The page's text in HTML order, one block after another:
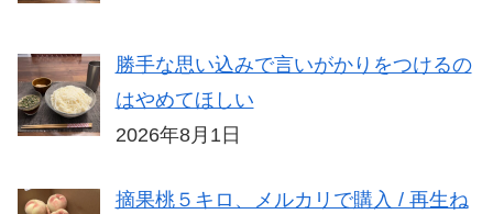
勝手な思い込みで言いがかりをつけるの
はやめてほしい
2026年8月1日
摘果桃５キロ、メルカリで購入 / 再生ね